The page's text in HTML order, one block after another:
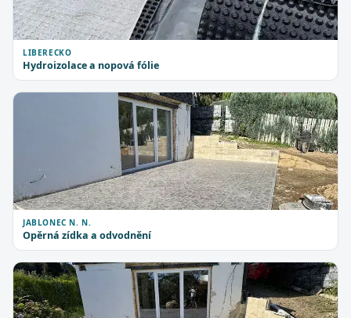
LIBERECKO
Hydroizolace a nopová fólie
JABLONEC N. N.
Opěrná zídka a odvodnění